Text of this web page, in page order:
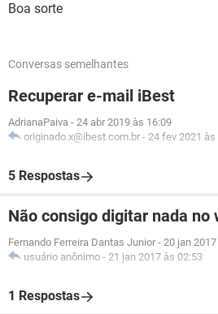
Boa sorte
Conversas semelhantes
Recuperar e-mail iBest
AdrianaPaiva - 24 abr 2019 às 16:09
originado.x@ibest.com.br - 24 fev 2021 às
5 Respostas
Não consigo digitar nada no
Fernando Ferreira Dantas Junior - 20 jan
usuário anônimo - 21 jan 2017 às 02:53
1 Respostas